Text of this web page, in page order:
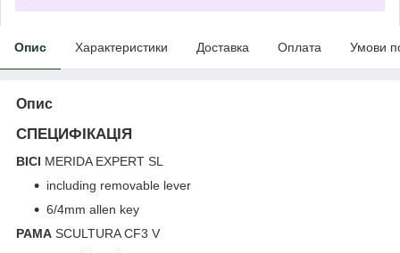
Опис Характеристики Доставка Оплата Умови
Опис
СПЕЦИФІКАЦІЯ
ВІСІ MERIDA EXPERT SL
including removable lever
6/4mm allen key
РАМА SCULTURA CF3 V